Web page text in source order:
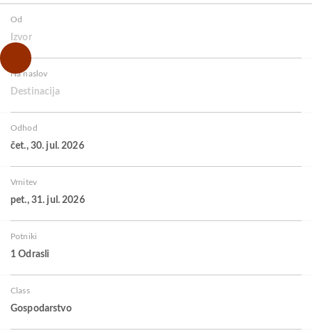
Od
Izvor
Na naslov
Destinacija
Odhod
čet., 30. jul. 2026
Vrnitev
pet., 31. jul. 2026
Potniki
1 Odrasli
Class
Gospodarstvo